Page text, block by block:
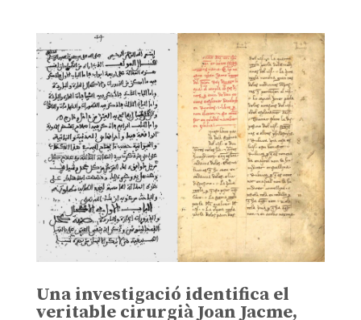
Una investigació identifica el
veritable cirurgià Joan Jacme,